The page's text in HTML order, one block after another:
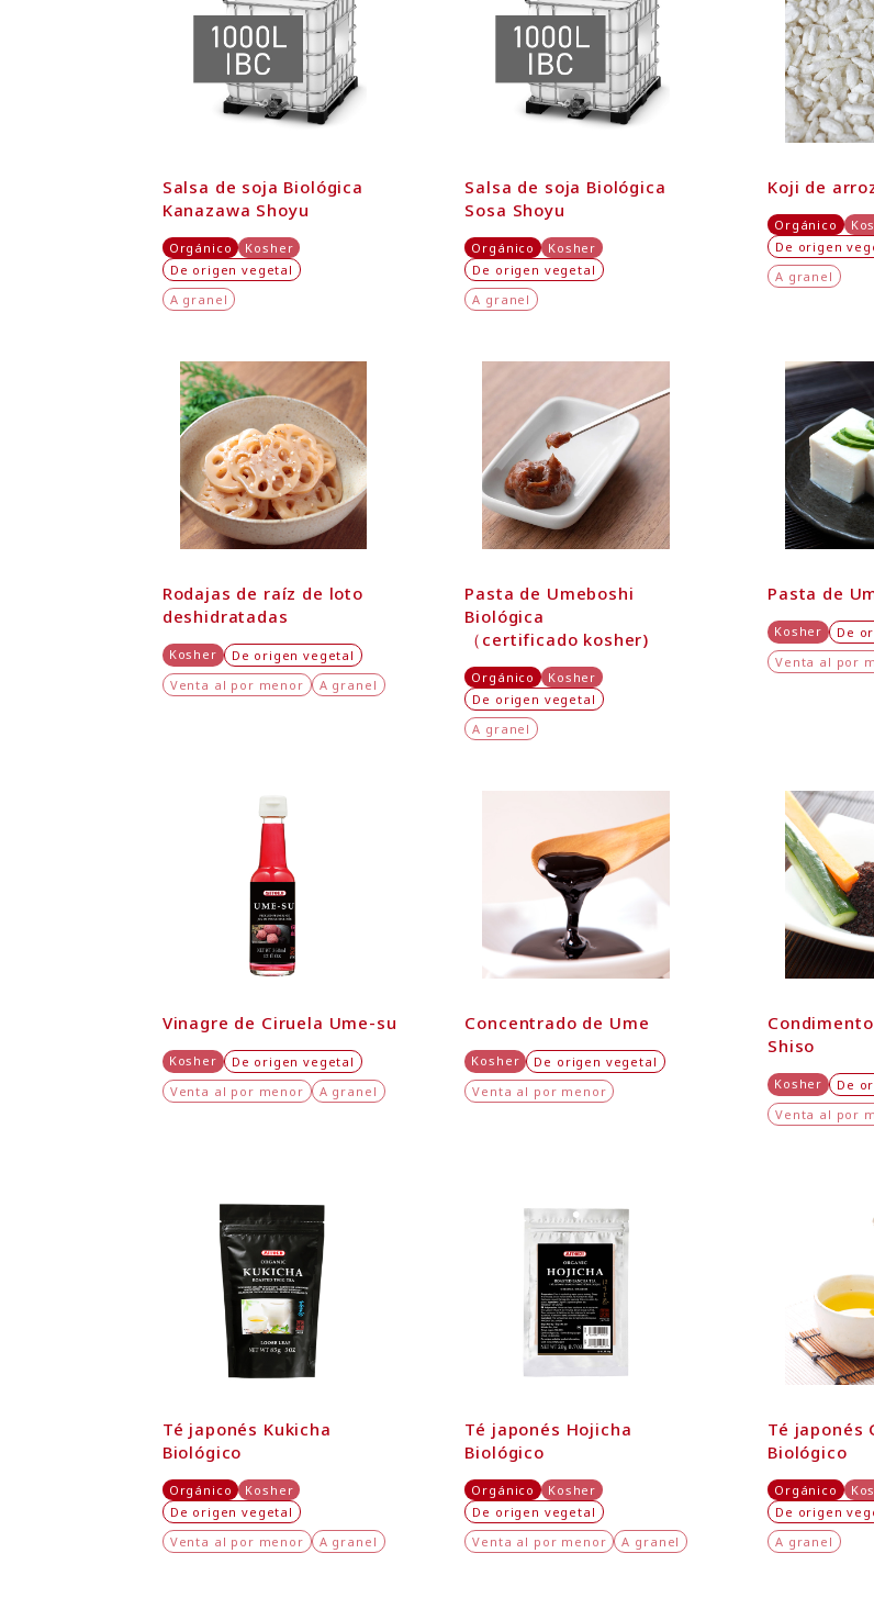
Salsa de soja Biológica
Kanazawa Shoyu
Orgánico
Kosher
De origen vegetal
A granel
Salsa de soja Biológica
Sosa Shoyu
Orgánico
Kosher
De origen vegetal
A granel
Koji de
Orgánico
De origen
A granel
Rodajas de raíz de loto
deshidratadas
Kosher
De origen vegetal
Venta al por menor
A granel
Pasta de Umeboshi
Biológica
（certificado kosher)
Orgánico
Kosher
De origen vegetal
A granel
Pasta de
Kosher
De
Venta al por
Vinagre de Ciruela Ume-su
Kosher
De origen vegetal
Venta al por menor
A granel
Concentrado de Ume
Kosher
De origen vegetal
Venta al por menor
Shiso
Kosher
De
Venta al por
Té japonés Kukicha
Biológico
Orgánico
Kosher
De origen vegetal
Venta al por menor
A granel
Té japonés Hojicha
Biológico
Orgánico
Kosher
De origen vegetal
Venta al por menor
A granel
Té japonés
Biológico
Orgánico
De origen
A granel